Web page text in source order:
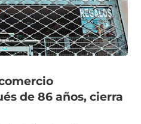
de 86 años, cierra